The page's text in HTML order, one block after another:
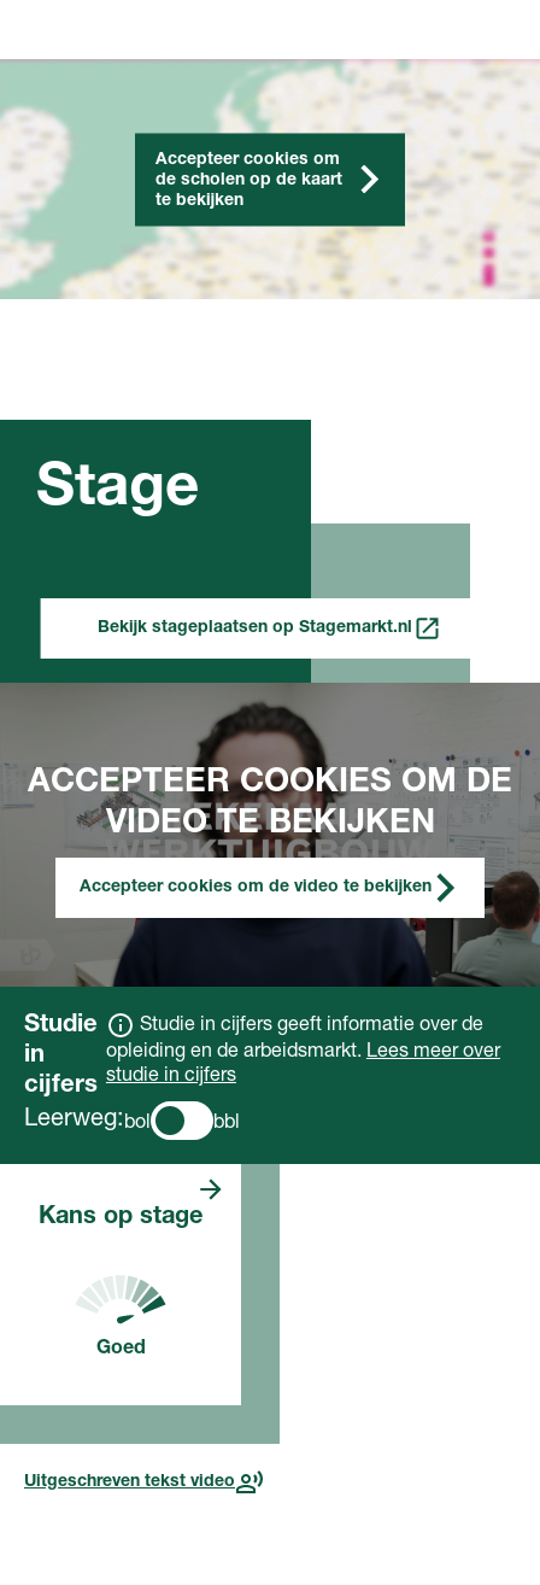
Accepteer cookies om
de scholen op de kaart
te bekijken
Stage
Bekijk stageplaatsen op Stagemarkt.nl
ACCEPTEER COOKIES OM DE
VIDEO TE BEKIJKEN
Accepteer cookies om de video te bekijken
Studie
in
cijfers
Studie in cijfers geeft informatie over de
opleiding en de arbeidsmarkt. Lees meer over
studie in cijfers
Leerweg: bol bbl
Kans op stage
Goed
stageplaatsen. De
stage vindt.
jaar
Uitgeschreven tekst video